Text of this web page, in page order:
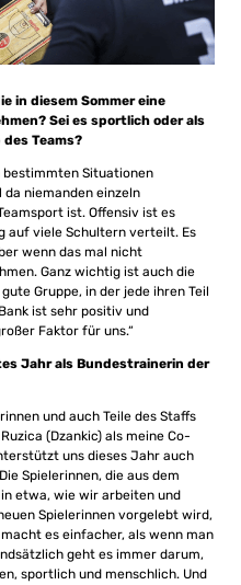
in diesem Sommer eine
Sei es sportlich oder als
Teams?
bestimmten Situationen
niemanden einzeln
ist. Offensiv ist es
auf viele Schultern verteilt. Es
wenn das mal nicht
Ganz wichtig ist auch die
Gruppe, in der jede ihren Teil
ist sehr positiv und
Faktor für uns.“
Jahr als Bundestrainerin der
und auch Teile des Staffs
(Dzankic) als meine Co-
uns dieses Jahr auch
Spielerinnen, die aus dem
etwa, wie wir arbeiten und
Spielerinnen vorgelebt wird,
es einfacher, als wenn man
geht es immer darum,
sportlich und menschlich. Und